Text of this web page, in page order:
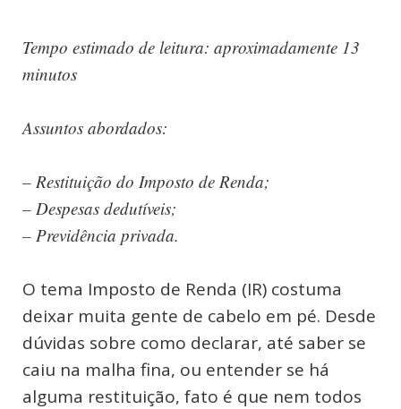
Tempo estimado de leitura: aproximadamente 13
minutos
Assuntos abordados:
– Restituição do Imposto de Renda;
– Despesas dedutíveis;
– Previdência privada.
O tema Imposto de Renda (IR) costuma
deixar muita gente de cabelo em pé. Desde
dúvidas sobre como declarar, até saber se
caiu na malha fina, ou entender se há
alguma restituição, fato é que nem todos